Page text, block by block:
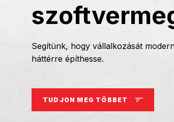
Segítünk, hogy vállalkozását
háttérre építhesse.
TUDJON MEG TÖBBET